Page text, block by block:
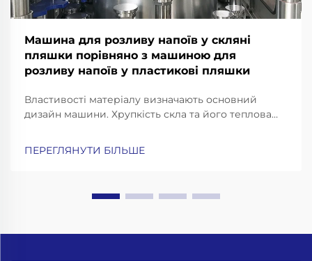
Машина для розливу напоїв у скляні
пляшки порівняно з машиною для
розливу напоїв у пластикові пляшки
Властивості матеріалу визначають основний
дизайн машини. Хрупкість скла та його теплова
амортизацією ударів та прецизійні захоплювачі
ПЕРЕГЛЯНУТИ БІЛЬШЕ